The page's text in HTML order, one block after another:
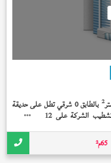
2 بالطابق 0 شرقي تطل على حديقة
) تشطيب الشركة على 12 سنة بمقدم
65م²